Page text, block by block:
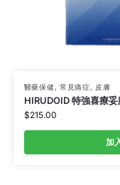
醫藥保健, 常見痛症, 皮膚
HIRUDOID 特強喜療
$215.00
加